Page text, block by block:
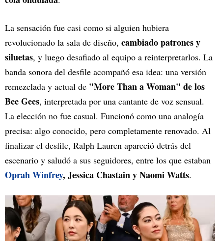
La sensación fue casi como si alguien hubiera
revolucionado la sala de diseño, cambiado patrones y
siluetas, y luego desafiado al equipo a reinterpretarlos. La
banda sonora del desfile acompañó esa idea: una versión
remezclada y actual de "More Than a Woman" de los
Bee Gees, interpretada por una cantante de voz sensual.
La elección no fue casual. Funcionó como una analogía
precisa: algo conocido, pero completamente renovado. Al
finalizar el desfile, Ralph Lauren apareció detrás del
escenario y saludó a sus seguidores, entre los que estaban
Oprah Winfrey, Jessica Chastain y Naomi Watts.